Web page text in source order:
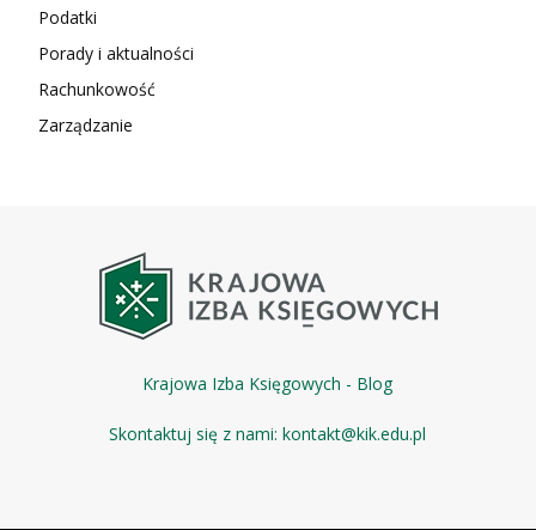
Podatki
Porady i aktualności
Rachunkowość
Zarządzanie
Krajowa Izba Księgowych - Blog
Skontaktuj się z nami:kontakt@kik.edu.pl